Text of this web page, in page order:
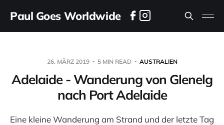
Paul Goes Worldwide
26. MÄRZ 2019 5 MIN READ AUSTRALIEN
Adelaide - Wanderung von Glenelg
nach Port Adelaide
Eine kleine Wanderung am Strand und der letzte Tag